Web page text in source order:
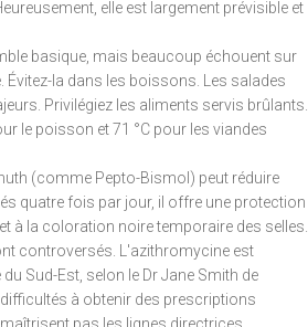
elle est largement prévisible et
basique, mais beaucoup échouent sur
Évitez-la dans les boissons. Les salades
Privilégiez les aliments servis brûlants.
le poisson et 71 °C pour les viandes
(comme Pepto-Bismol) peut réduire
quatre fois par jour, il offre une protection
à la coloration noire temporaire des selles.
controversés. L'azithromycine est
Sud-Est, selon le Dr Jane Smith de
à obtenir des prescriptions